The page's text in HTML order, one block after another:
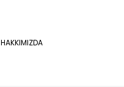
HAKKIMIZDA